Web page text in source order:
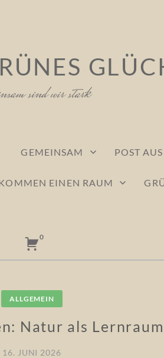
sind wir stark
GEMEINSAM POST
EINEN RAUM
0
ALLGEMEIN
Natur als Lernraum
16. JUNI 2026